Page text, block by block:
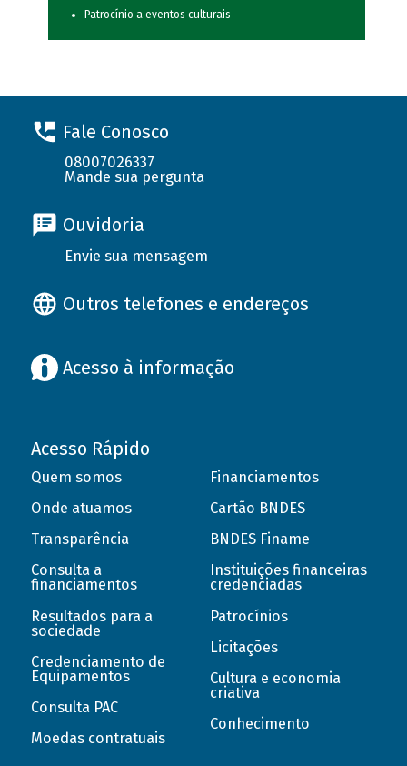
Patrocínio a eventos culturais
Fale Conosco
08007026337
Mande sua pergunta
Ouvidoria
Envie sua mensagem
Outros telefones e endereços
Acesso à informação
Acesso Rápido
Quem somos
Onde atuamos
Transparência
Consulta a
financiamentos
Resultados para a
sociedade
Credenciamento de
Equipamentos
Consulta PAC
Moedas contratuais
Financiamentos
Cartão BNDES
BNDES Finame
Instituições financeiras
credenciadas
Patrocínios
Licitações
Cultura e economia
criativa
Conhecimento